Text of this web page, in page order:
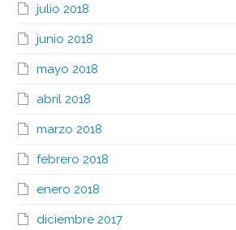
julio 2018
junio 2018
mayo 2018
abril 2018
marzo 2018
febrero 2018
enero 2018
diciembre 2017